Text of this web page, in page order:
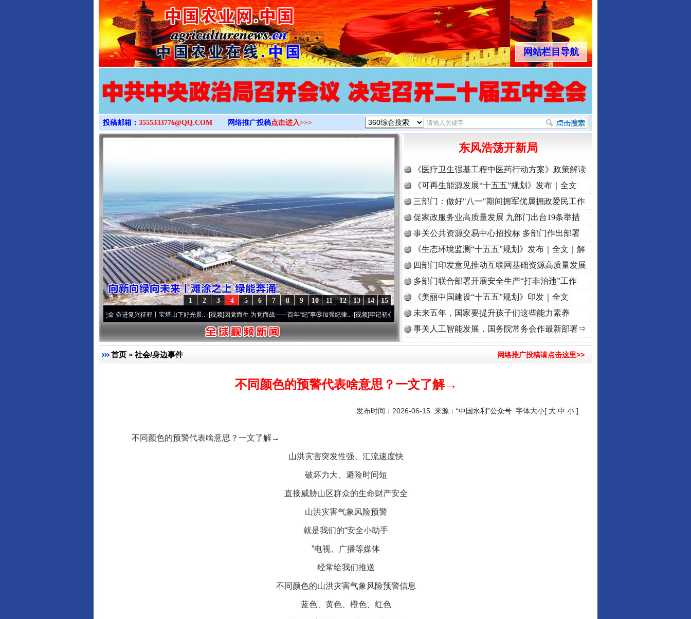
>
网站栏目导航
投稿邮箱： 3555333776@QQ.COM 网络推广投稿点击进入>>>
15
14
13
12
11
10
9
8
7
6
5
4
3
2
1
牢记初心使命 奋进复兴征程丨宝塔山下好光景..·[视频]因党而生 为党而战——百年“纪”事⑧加强纪律..·[视频]牢记初心使命 奋进复兴征程丨“转折之城”激荡..·[视频]牢记初心使命 奋进复兴征程丨红船起航处 潮起..
东风浩荡开新局
《医疗卫生强基工程中医药行动方案》政策解读
《可再生能源发展“十五五”规划》发布｜全文
三部门：做好"八一"期间拥军优属拥政爱民工作
促家政服务业高质量发展 九部门出台19条举措
事关公共资源交易中心招投标 多部门作出部署
《生态环境监测“十五五”规划》发布｜全文｜解
读
四部门印发意见推动互联网基础资源高质量发展
多部门联合部署开展安全生产“打非治违”工作
《美丽中国建设“十五五”规划》印发｜全文
未来五年，国家要提升孩子们这些能力素养
事关人工智能发展，国务院常务会作最新部署⇒
首页 » 社会/身边事件 网络推广投稿请点击这里>>
不同颜色的预警代表啥意思？一文了解→
发布时间：2026-06-15 来源： “中国水利”公众号 字体大小[ 大 中 小 ]
不同颜色的预警代表啥意思？一文了解→
山洪灾害突发性强、汇流速度快
破坏力大、避险时间短
直接威胁山区群众的生命财产安全
山洪灾害气象风险预警
就是我们的“安全小助手
”电视、广播等媒体
经常给我们推送
不同颜色的山洪灾害气象风险预警信息
蓝色、黄色、橙色、红色